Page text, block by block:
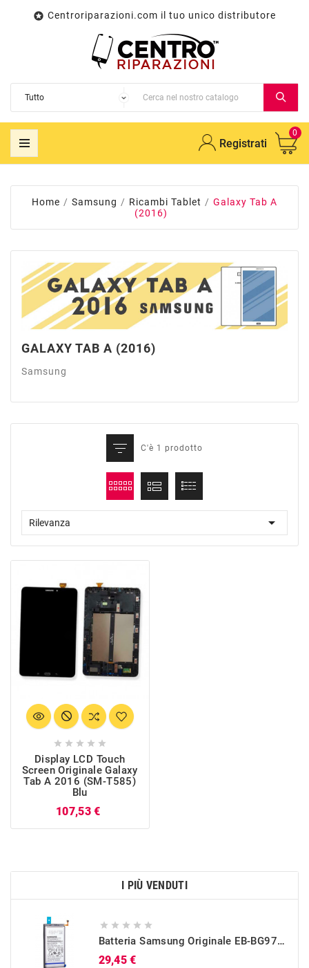
 Centroriparazioni.com il tuo unico distributore
Registrati
0
Home Samsung Ricambi Tablet
Galaxy Tab A
(2016)
GALAXY TAB A (2016)
Samsung
C'è 1 prodotto
Rilevanza 
    
Display LCD Touch
Screen Originale Galaxy
Tab A 2016 (SM-T585)
Blu
107,53 €
I PIÙ VENDUTI
    
Batteria Samsung Originale EB-BG973ABU Per Galaxy S10 (SM-G973)
29,45 €